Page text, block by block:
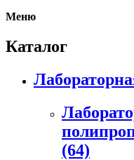
Меню
Каталог
(64)